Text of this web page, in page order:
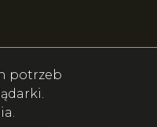
potrzeb